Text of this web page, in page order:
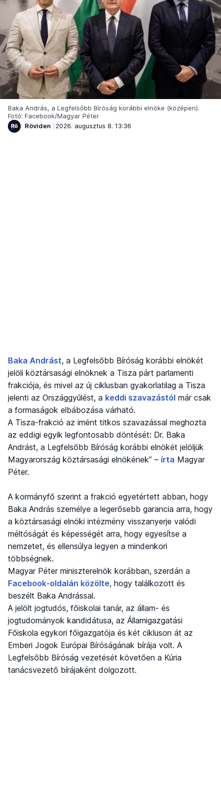
Baka András, a Legfelsőbb Bíróság korábbi elnöke (középen).
Fotó: Facebook/Magyar Péter
Röviden
2026. augusztus 8. 13:36
Baka Andrást, a Legfelsőbb Bíróság korábbi elnökét
jelöli köztársasági elnöknek a Tisza párt parlamenti
frakciója, és mivel az új ciklusban gyakorlatilag a Tisza
jelenti az Országgyűlést, a keddi szavazástól már csak
a formaságok elbábozása várható.
A Tisza-frakció az imént titkos szavazással meghozta
az eddigi egyik legfontosabb döntését: Dr. Baka
Andrást, a Legfelsőbb Bíróság korábbi elnökét jelöljük
Magyarország köztársasági elnökének” – írta Magyar
Péter.
A kormányfő szerint a frakció egyetértett abban, hogy
Baka András személye a legerősebb garancia arra, hogy
a köztársasági elnöki intézmény visszanyerje valódi
méltóságát és képességét arra, hogy egyesítse a
nemzetet, és ellensúlya legyen a mindenkori
többségnek.
Magyar Péter miniszterelnök korábban, szerdán a
Facebook-oldalán közölte, hogy találkozott és
beszélt Baka Andrással.
A jelölt jogtudós, főiskolai tanár, az állam- és
jogtudományok kandidátusa, az Államigazgatási
Főiskola egykori főigazgatója és két cikluson át az
Emberi Jogok Európai Bíróságának bírája volt. A
Legfelsőbb Bíróság vezetését követően a Kúria
tanácsvezető bírájaként dolgozott.